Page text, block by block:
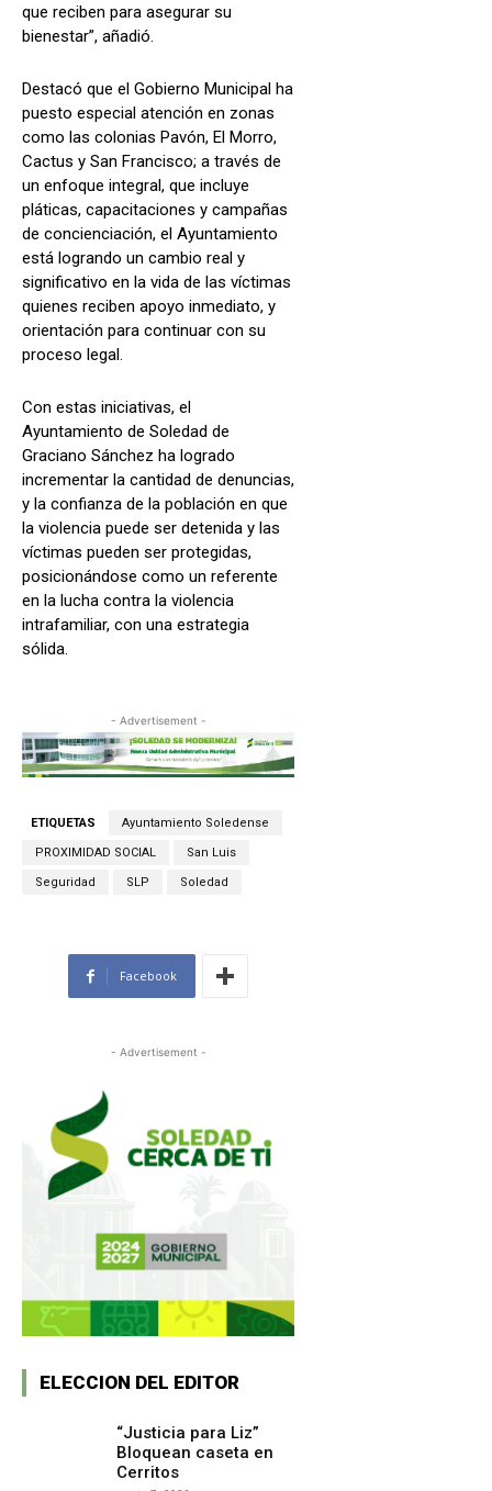
que reciben para asegurar su
bienestar”, añadió.
Destacó que el Gobierno Municipal ha
puesto especial atención en zonas
como las colonias Pavón, El Morro,
Cactus y San Francisco; a través de
un enfoque integral, que incluye
pláticas, capacitaciones y campañas
de concienciación, el Ayuntamiento
está logrando un cambio real y
significativo en la vida de las víctimas
quienes reciben apoyo inmediato, y
orientación para continuar con su
proceso legal.
Con estas iniciativas, el
Ayuntamiento de Soledad de
Graciano Sánchez ha logrado
incrementar la cantidad de denuncias,
y la confianza de la población en que
la violencia puede ser detenida y las
víctimas pueden ser protegidas,
posicionándose como un referente
en la lucha contra la violencia
intrafamiliar, con una estrategia
sólida.
- Advertisement -
ETIQUETAS Ayuntamiento Soledense
PROXIMIDAD SOCIAL San Luis
Seguridad SLP Soledad
Facebook
- Advertisement -
ELECCION DEL EDITOR
“Justicia para Liz”
Bloquean caseta en
Cerritos